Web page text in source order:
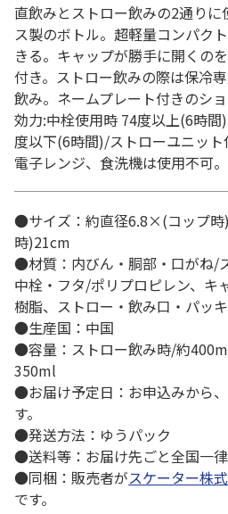
直飲みとストロー飲みの2通り
ス製のボトル。超軽量コンパク
きる。キャップが勝手に開くの
付き。ストロー飲みの際は保冷
飲み。ネームプレート付きのシ
効力:中栓使用時 74度以上(6時
度以下(6時間)/ストローユニット
電子レンジ、食洗機は使用不可。
●サイズ：約直径6.8×(コップ時
時)21cm
●材質：内びん・胴部・口がね/
中栓・フタ/ポリプロピレン、キ
樹脂、ストロー・飲み口・パッ
●生産国：中国
●容量：ストロー飲み時/約
350ml
●お届け予定日：お申込みから
す。
●発送方法：ゆうパック
●送料等：お届け先ごと全国一
●同梱：販売者がスケーター株
です。